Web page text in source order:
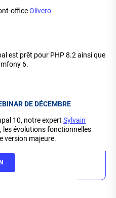
officeOlivero
est prêt pour PHP 8.2 ainsi que
6.
DE DÉCEMBRE
10, notre expert Sylvain
les évolutions fonctionnelles
version majeure.